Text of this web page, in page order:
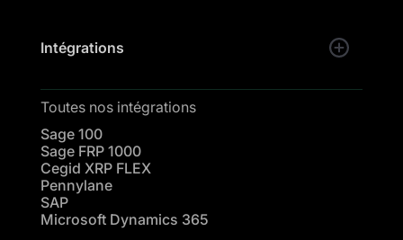
Intégrations
Toutes nos intégrations
Sage 100
Sage FRP 1000
Cegid XRP FLEX
Pennylane
SAP
Microsoft Dynamics 365